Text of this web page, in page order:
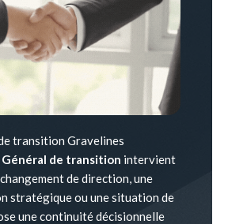
transition Gravelines
de transition intervient
de direction, une
stratégique ou une situation de
une continuité décisionnelle